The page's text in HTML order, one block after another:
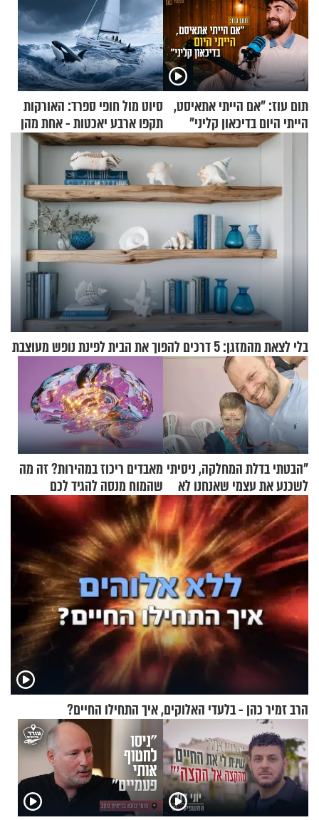
תום עוז: "אם הייתי אתאיסט,
הייתי היום בדיכאון קליני"
סיוט מול חופי ספרד: האורקות
תקפו ארבע יאכטות - אחת מהן
טבעה
בלי לצאת מהמזגן: 5 דרכים להפוך את הבית לפינת נופש מעוצבת
"הבטתי בדלת המחלקה, ניסיתי
לשכנע את עצמי שאנחנו לא
שייכים לשם"
מאבדים ריכוז במהירות? זה מה
שהמוח מנסה להגיד לכם
הרב זמיר כהן - בלעדי האלוקים, איך התחילו החיים?